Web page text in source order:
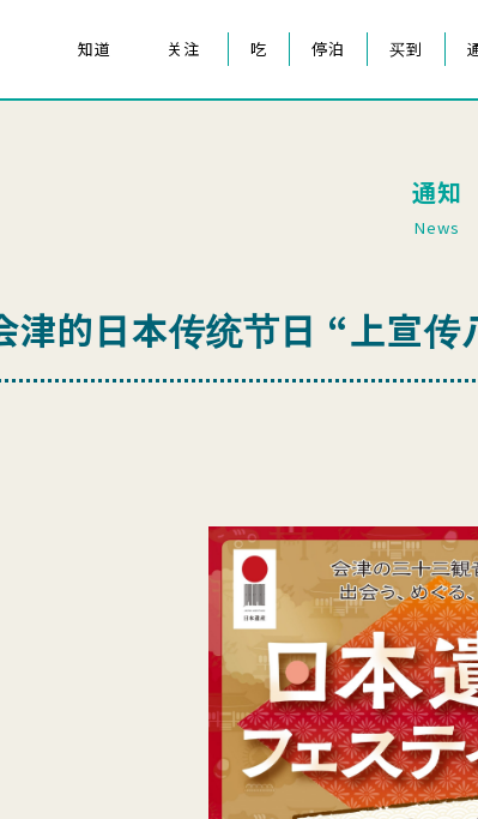
知道
关于“桑都物语”
关注
八王子祭
吃 停泊 买到
通知
News
津的日本传统节日 “上宣传